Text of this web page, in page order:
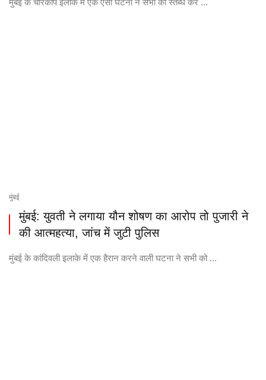
मुंबई के चारकोप इलाके में एक ऐसी घटना ने सभी को स्तब्ध कर ...
मुंबई
मुंबई: युवती ने लगाया यौन शोषण का आरोप तो पुजारी ने
की आत्महत्या, जांच में जुटी पुलिस
मुंबई के कांदिवली इलाके में एक हैरान करने वाली घटना ने सभी को ...